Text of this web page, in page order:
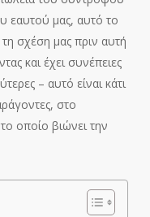
εαυτού μας, αυτό το
σχέση μας πριν αυτή
και έχει συνέπειες
– αυτό είναι κάτι
στο
οποίο βιώνει την